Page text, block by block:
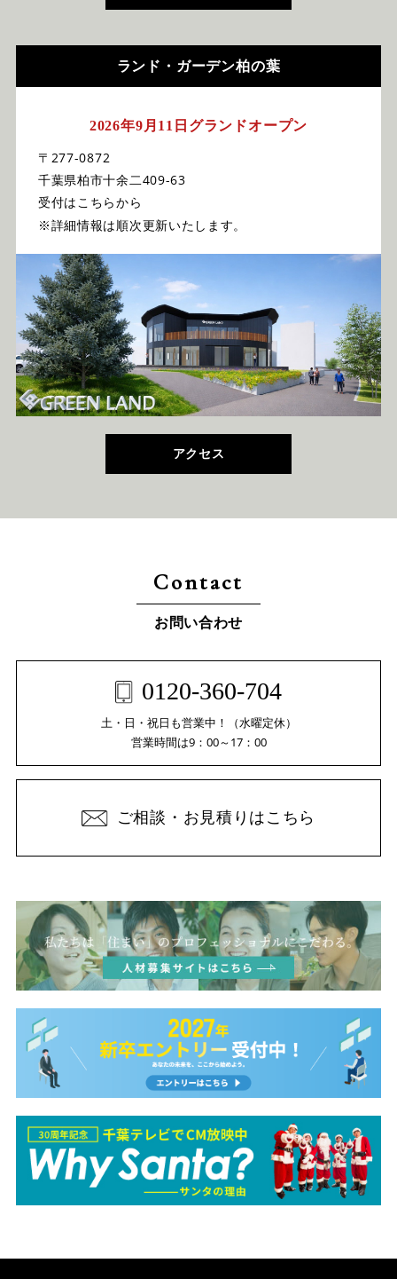
ランド・ガーデン柏の葉
2026年9月11日グランドオープン
〒277-0872
千葉県柏市十余二409-63
受付はこちらから
※詳細情報は順次更新いたします。
アクセス
Contact
お問い合わせ
0120-360-704
土・日・祝日も営業中！（水曜定休）
営業時間は9：00～17：00
ご相談・お見積りはこちら